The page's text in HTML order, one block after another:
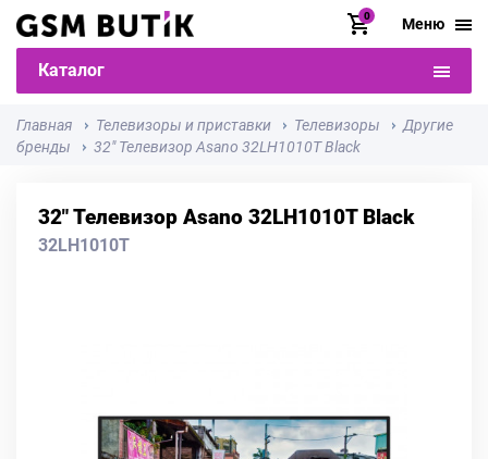
0 Меню
Каталог
Главная Телевизоры и приставки Телевизоры
Другие
бренды
32" Телевизор Asano 32LH1010T Black
32" Телевизор Asano 32LH1010T Black
32LH1010T